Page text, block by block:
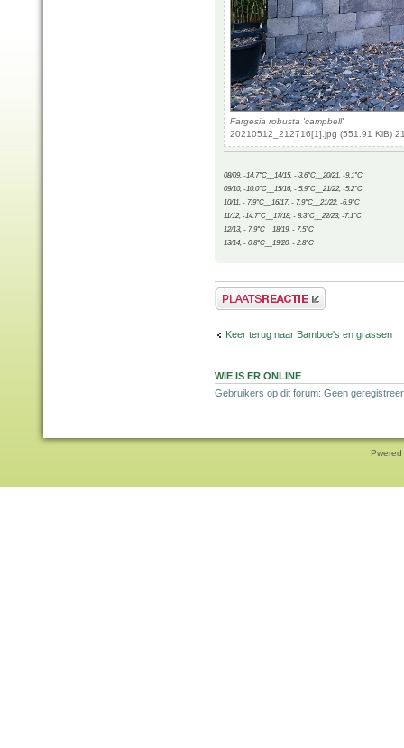
Fargesia robusta 'campbell'
20210512_212716[1].jpg (551.91 KiB)
08/09, -14.7°C__14/15, - 3.6°C__20/21, -9.1°C
09/10, -10.0°C__15/16, - 5.9°C__21/22, -5.2°C
10/11, - 7.9°C__16/17, - 7.9°C__21/22, -6.9°C
11/12, -14.7°C__17/18, - 8.3°C__22/23, -7.1°C
12/13, - 7.9°C__18/19, - 7.5°C
13/14, - 0.8°C__19/20, - 2.8°C
Plaats een reactie
Keer terug naar Bamboe's en grassen
WIE IS ER ONLINE
Gebruikers op dit forum: Geen